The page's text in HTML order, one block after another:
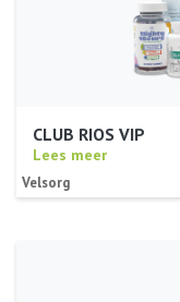
CLUB RIOS VIP
Lees meer
Velsorg